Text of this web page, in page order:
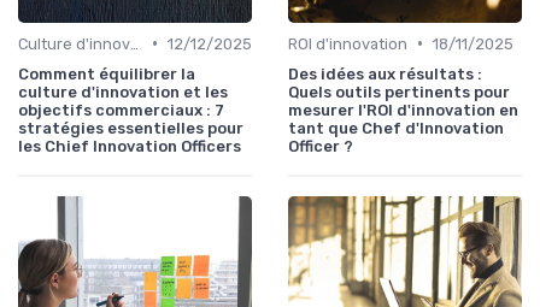
• 12/12/2025
Comment équilibrer la
culture d'innovation et les
objectifs commerciaux : 7
stratégies essentielles pour
les Chief Innovation Officers
ROI d'innovation • 18/11/2025
Des idées aux résultats :
Quels outils pertinents pour
mesurer l'ROI d'innovation en
tant que Chef d'Innovation
Officer ?